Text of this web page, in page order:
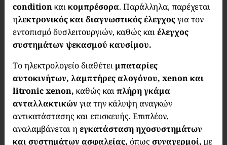
conditionκαικομπρέσορα. Παράλληλα, παρέχεται
ηλεκτρονικός και διαγνωστικός έλεγχοςγια τον
εντοπισμό δυσλειτουργιών, καθώς καιέλεγχος
συστημάτων ψεκασμού καυσίμου.
Το ηλεκτρολογείο διαθέτειμπαταρίες
αυτοκινήτων, λαμπτήρες αλογόνου, xenon και
litronic xenon, καθώς καιπλήρη γκάμα
ανταλλακτικών για την κάλυψη αναγκών
αντικατάστασης και επισκευής. Επιπλέον,
αναλαμβάνεται η εγκατάσταση ηχοσυστημάτων
και συστημάτων ασφαλείας, όπως συναγερμοί, με